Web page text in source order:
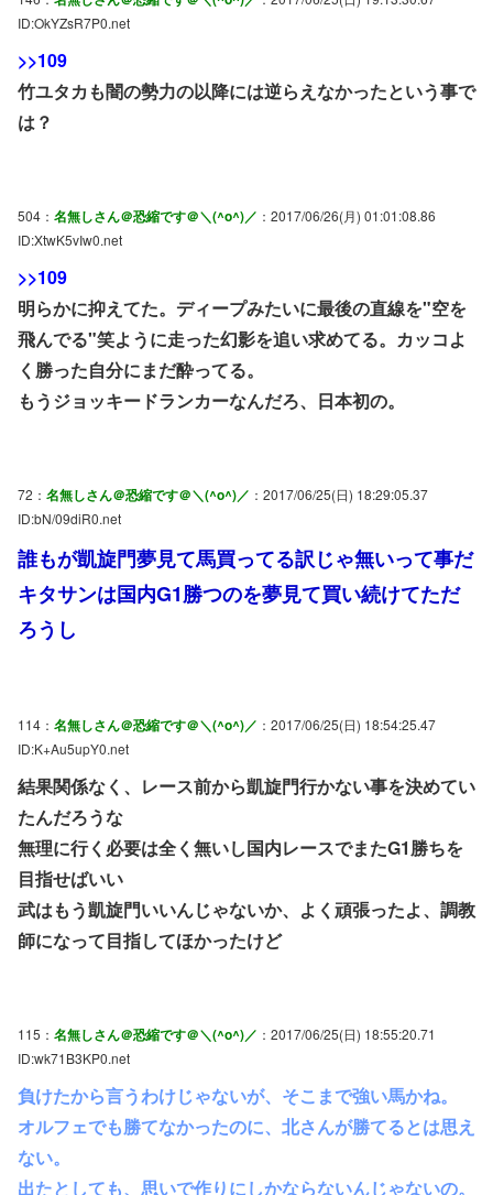
ID:OkYZsR7P0.net
>>109
竹ユタカも闇の勢力の以降には逆らえなかったという事で
は？
504： 名無しさん＠恐縮です＠＼(^o^)／ ：2017/06/26(月) 01:01:08.86
ID:XtwK5vIw0.net
>>109
明らかに抑えてた。ディープみたいに最後の直線を"空を
飛んでる"笑ように走った幻影を追い求めてる。カッコよ
く勝った自分にまだ酔ってる。
もうジョッキードランカーなんだろ、日本初の。
72： 名無しさん＠恐縮です＠＼(^o^)／ ：2017/06/25(日) 18:29:05.37
ID:bN/09diR0.net
誰もが凱旋門夢見て馬買ってる訳じゃ無いって事だ
キタサンは国内G1勝つのを夢見て買い続けてただ
ろうし
114： 名無しさん＠恐縮です＠＼(^o^)／ ：2017/06/25(日) 18:54:25.47
ID:K+Au5upY0.net
結果関係なく、レース前から凱旋門行かない事を決めてい
たんだろうな
無理に行く必要は全く無いし国内レースでまたG1勝ちを
目指せばいい
武はもう凱旋門いいんじゃないか、よく頑張ったよ、調教
師になって目指してほかったけど
115： 名無しさん＠恐縮です＠＼(^o^)／ ：2017/06/25(日) 18:55:20.71
ID:wk71B3KP0.net
負けたから言うわけじゃないが、そこまで強い馬かね。
オルフェでも勝てなかったのに、北さんが勝てるとは思え
ない。
出たとしても、思いで作りにしかならないんじゃないの。